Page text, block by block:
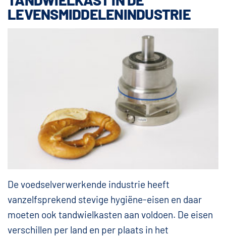
LEVENSMIDDELENINDUSTRIE
De voedselverwerkende industrie heeft
vanzelfsprekend stevige hygiëne-eisen en daar
moeten ook tandwielkasten aan voldoen. De eisen
verschillen per land en per plaats in het